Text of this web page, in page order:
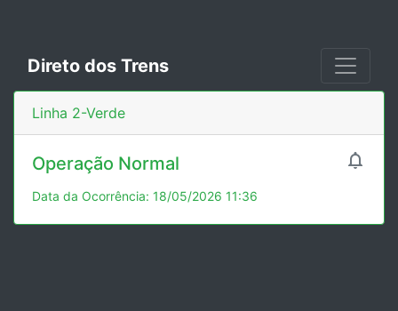
Direto dos Trens
Linha 2-Verde

Operação Normal
Data da Ocorrência: 18/05/2026 11:36